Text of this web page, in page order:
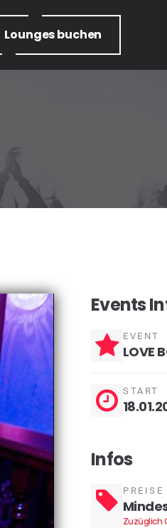
Loungesbuchen
Events
EVENT
LOVE
START
Infos
PREISE
Zuzüglich